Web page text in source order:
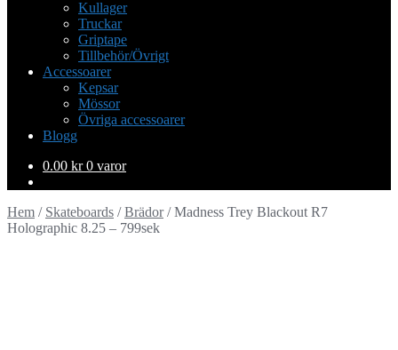
Kullager
Truckar
Griptape
Tillbehör/Övrigt
Accessoarer
Kepsar
Mössor
Övriga accessoarer
Blogg
0.00 kr 0 varor
Hem / Skateboards /Brädor/Madness Trey Blackout R7
Holographic 8.25 – 799sek